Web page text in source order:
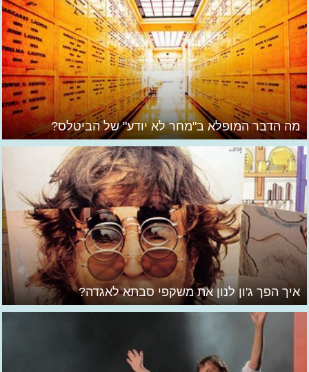
מה הדבר המופלא ב"מחר לא יודע" של הביטלס?
איך הפך ג'ון לנון את משקפי סבתא לאגדה?